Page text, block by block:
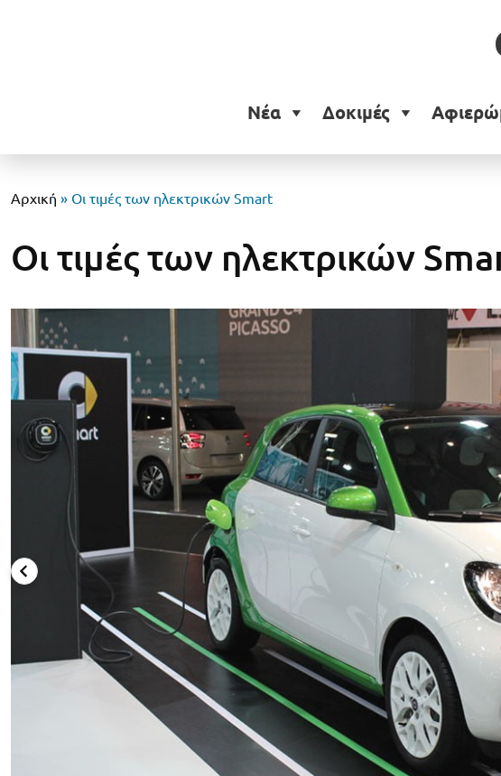
Νέα Δοκιμές
Αρχική » Οι τιμές των ηλεκτρικών Smart
Οι τιμές των ηλεκτρικών